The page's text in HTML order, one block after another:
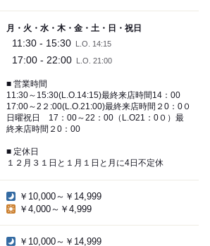
月・火・水・木・金・土・日・祝日
11:30 - 15:30 L.O. 14:15
17:00 - 22:00 L.O. 21:00
■ 営業時間
11:30～15:30(L.O.14:15)最終来店時間14：00
17:00～2２:00(L.O.21:00)最終来店時間２0：0０
日曜祝日 17：00～22：00（L.O21：0０）最
終来店時間２0：00
■ 定休日
１２月３１日と１月１日と月に4日不定休
￥10,000～￥14,999
￥4,000～￥4,999
￥10,000～￥14,999